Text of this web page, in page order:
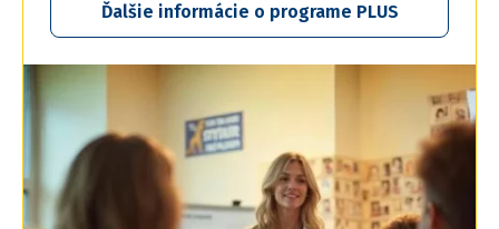
Ďalšie informácie o programe PLUS